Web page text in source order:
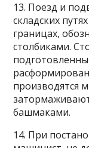
13. Поезд и
складских
границах,
столбиками.
производятся
башмаками.
14. При